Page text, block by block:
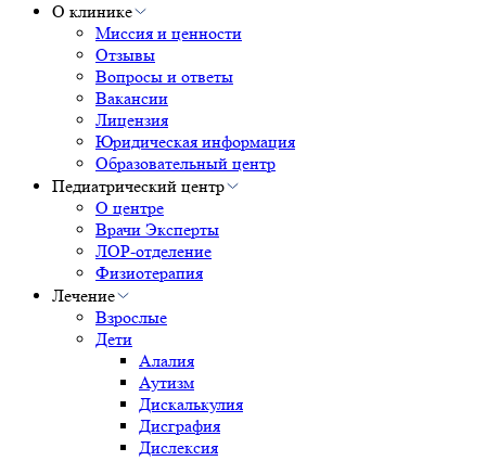
О клинике
Миссия и ценности
Отзывы
Вопросы и ответы
Вакансии
Лицензия
Юридическая информация
Образовательный центр
Педиатрический центр
О центре
Врачи Эксперты
ЛОР-отделение
Физиотерапия
Лечение
Взрослые
Дети
Алалия
Аутизм
Дискалькулия
Дисграфия
Дислексия